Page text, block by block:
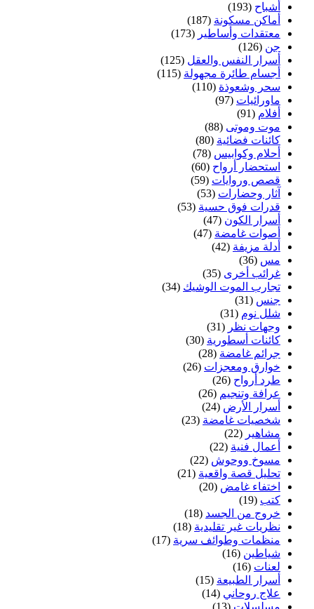
أشباح (193)
أماكن مسكونة (187)
معتقدات وأساطير (173)
جن (126)
أسرار النفس والعقل (125)
أجسام طائرة مجهولة (115)
سحر وشعوذة (110)
ماورائيات (97)
أفلام (91)
موت وموتى (88)
كائنات فضائية (80)
أحلام وكوابيس (78)
استحضار أرواح (60)
قصص وروايات (59)
آثار وحضارات (53)
قدرات فوق حسية (53)
أسرار الكون (47)
أصوات غامضة (47)
أدلة مزيفة (42)
مس (36)
غرائب أخرى (35)
تجارب الموت الوشيك (34)
جنس (31)
شلل نوم (31)
وجهات نظر (31)
كائنات أسطورية (30)
جرائم غامضة (28)
خوارق ومعجزات (26)
طرد أرواح (26)
عرافة وتنجيم (26)
أسرار الأرض (24)
شخصيات غامضة (23)
مشاهير (22)
أعمال فنية (22)
مسوخ ووحوش (22)
تحليل قصة واقعية (21)
اختفاء غامض (20)
كتب (19)
خروج من الجسد (18)
نظريات غير تقليدية (18)
منظمات وطوائف سرية (17)
شياطين (16)
لعنات (16)
أسرار الطبيعة (15)
علاج روحاني (14)